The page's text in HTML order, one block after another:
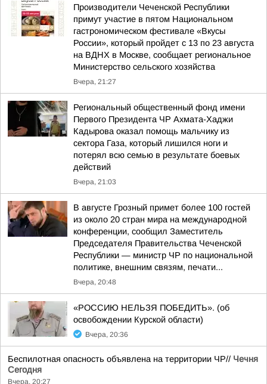
Производители Чеченской Республики
примут участие в пятом Национальном
гастрономическом фестивале «Вкусы
России», который пройдет с 13 по 23 августа
на ВДНХ в Москве, сообщает региональное
Министерство сельского хозяйства
Вчера, 21:27
Региональный общественный фонд имени
Первого Президента ЧР Ахмата-Хаджи
Кадырова оказал помощь мальчику из
сектора Газа, который лишился ноги и
потерял всю семью в результате боевых
действий
Вчера, 21:03
В августе Грозный примет более 100 гостей
из около 20 стран мира на международной
конференции, сообщил Заместитель
Председателя Правительства Чеченской
Республики — министр ЧР по национальной
политике, внешним связям, печати...
Вчера, 20:48
«РОССИЮ НЕЛЬЗЯ ПОБЕДИТЬ». (об
освобождении Курской области)
Вчера, 20:36
Беспилотная опасность объявлена на территории ЧР// Чечня
Сегодня
Вчера, 20:27